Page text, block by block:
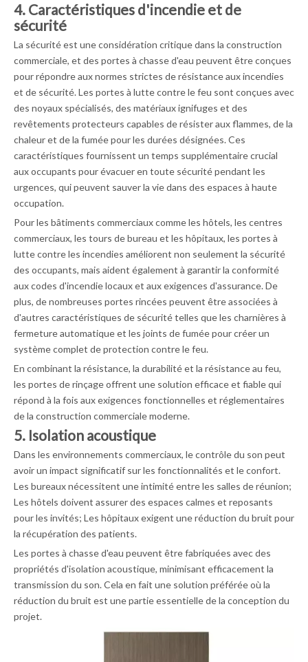
4. Caractéristiques d'incendie et de
sécurité
La sécurité est une considération critique dans la construction
commerciale, et des portes à chasse d'eau peuvent être conçues
pour répondre aux normes strictes de résistance aux incendies
et de sécurité. Les portes à lutte contre le feu sont conçues avec
des noyaux spécialisés, des matériaux ignifuges et des
revêtements protecteurs capables de résister aux flammes, de la
chaleur et de la fumée pour les durées désignées. Ces
caractéristiques fournissent un temps supplémentaire crucial
aux occupants pour évacuer en toute sécurité pendant les
urgences, qui peuvent sauver la vie dans des espaces à haute
occupation.
Pour les bâtiments commerciaux comme les hôtels, les centres
commerciaux, les tours de bureau et les hôpitaux, les portes à
lutte contre les incendies améliorent non seulement la sécurité
des occupants, mais aident également à garantir la conformité
aux codes d'incendie locaux et aux exigences d'assurance. De
plus, de nombreuses portes rincées peuvent être associées à
d'autres caractéristiques de sécurité telles que les charnières à
fermeture automatique et les joints de fumée pour créer un
système complet de protection contre le feu.
En combinant la résistance, la durabilité et la résistance au feu,
les portes de rinçage offrent une solution efficace et fiable qui
répond à la fois aux exigences fonctionnelles et réglementaires
de la construction commerciale moderne.
5. Isolation acoustique
Dans les environnements commerciaux, le contrôle du son peut
avoir un impact significatif sur les fonctionnalités et le confort.
Les bureaux nécessitent une intimité entre les salles de réunion;
Les hôtels doivent assurer des espaces calmes et reposants
pour les invités; Les hôpitaux exigent une réduction du bruit pour
la récupération des patients.
Les portes à chasse d'eau peuvent être fabriquées avec des
propriétés d'isolation acoustique, minimisant efficacement la
transmission du son. Cela en fait une solution préférée où la
réduction du bruit est une partie essentielle de la conception du
projet.